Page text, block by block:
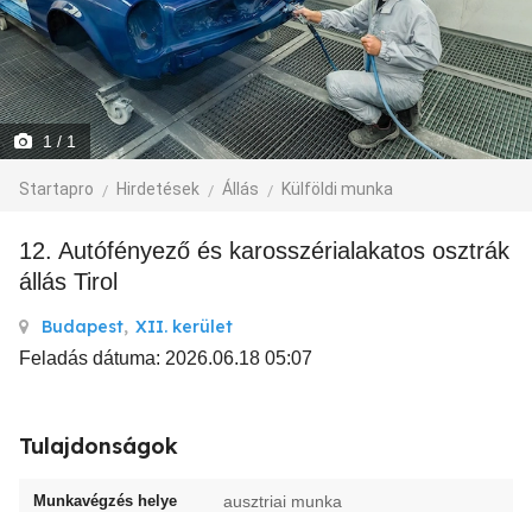
1/ 1
Startapro Hirdetések Állás Külföldi munka
12. Autófényező és karosszérialakatos osztrák
állás Tirol
Budapest, XII. kerület
Feladás dátuma: 2026.06.18 05:07
Tulajdonságok
Munkavégzés helye ausztriai munka